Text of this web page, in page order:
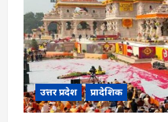
उत्तर प्रदेश प्रादेशिक